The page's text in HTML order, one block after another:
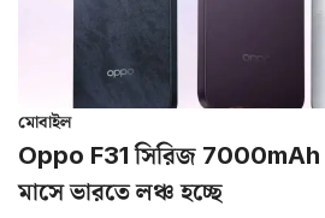
মোবাইল
Oppo F31 সিরিজ 7000mAh
মাসে ভারতে লঞ্চ হচ্ছে